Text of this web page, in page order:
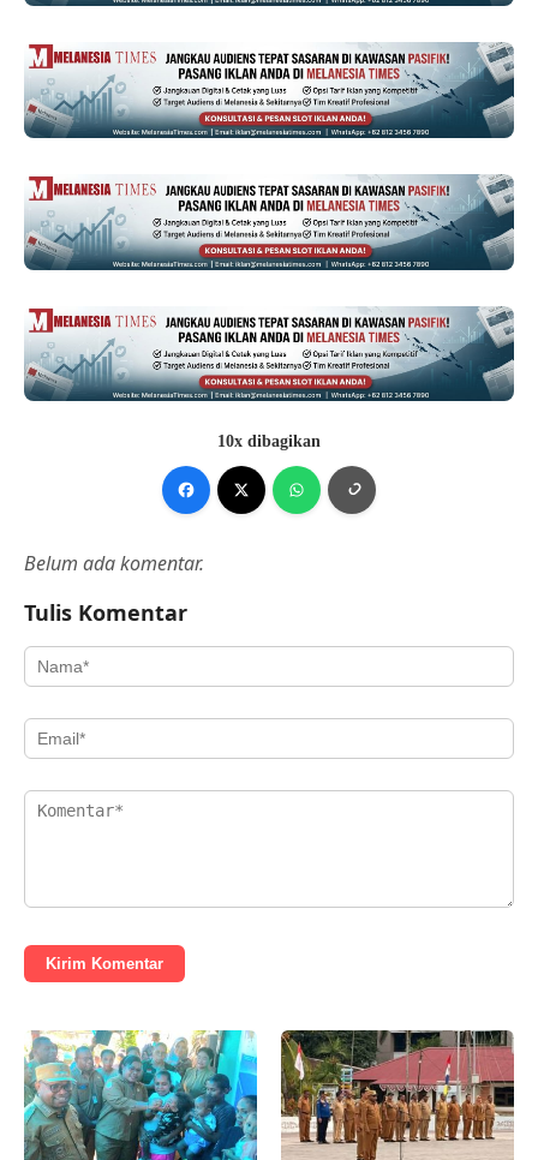
10x dibagikan
Belum ada komentar.
Tulis Komentar
Kirim Komentar